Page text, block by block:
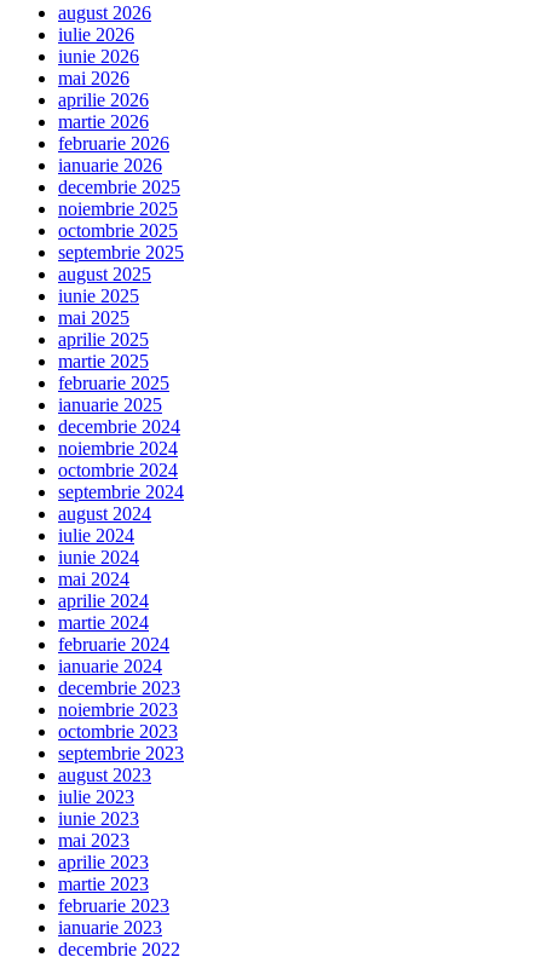
august 2026
iulie 2026
iunie 2026
mai 2026
aprilie 2026
martie 2026
februarie 2026
ianuarie 2026
decembrie 2025
noiembrie 2025
octombrie 2025
septembrie 2025
august 2025
iunie 2025
mai 2025
aprilie 2025
martie 2025
februarie 2025
ianuarie 2025
decembrie 2024
noiembrie 2024
octombrie 2024
septembrie 2024
august 2024
iulie 2024
iunie 2024
mai 2024
aprilie 2024
martie 2024
februarie 2024
ianuarie 2024
decembrie 2023
noiembrie 2023
octombrie 2023
septembrie 2023
august 2023
iulie 2023
iunie 2023
mai 2023
aprilie 2023
martie 2023
februarie 2023
ianuarie 2023
decembrie 2022